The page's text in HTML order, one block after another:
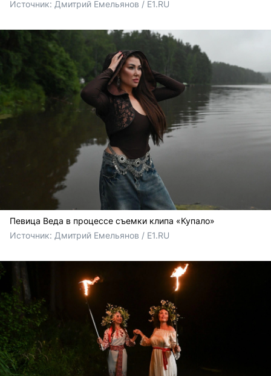
Источник: Дмитрий Емельянов / E1.RU
Певица Веда в процессе съемки клипа «Купало»
Источник: Дмитрий Емельянов / E1.RU